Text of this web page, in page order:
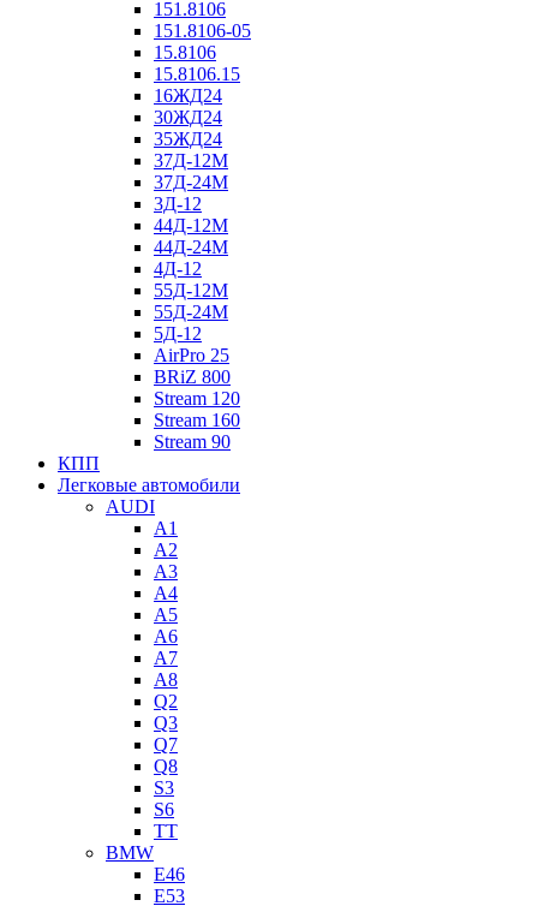
151.8106
151.8106-05
15.8106
15.8106.15
16ЖД24
30ЖД24
35ЖД24
37Д-12М
37Д-24М
3Д-12
44Д-12М
44Д-24М
4Д-12
55Д-12М
55Д-24М
5Д-12
AirPro 25
BRiZ 800
Stream 120
Stream 160
Stream 90
КПП
Легковые автомобили
AUDI
A1
A2
A3
A4
A5
A6
A7
A8
Q2
Q3
Q7
Q8
S3
S6
TT
BMW
E46
E53